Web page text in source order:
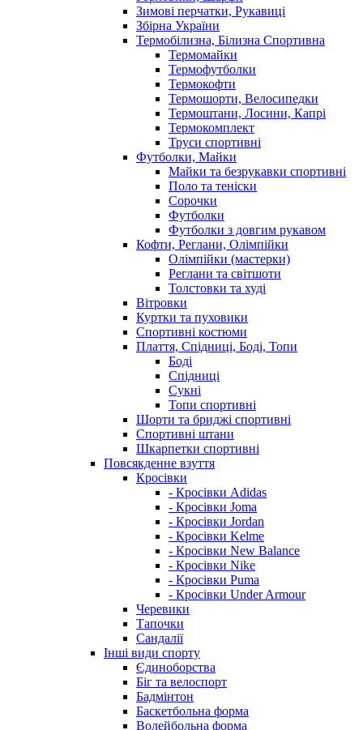
Зимові перчатки, Рукавиці
Збірна України
Термобілизна, Білизна Спортивна
Термомайки
Термофутболки
Термокофти
Термошорти, Велосипедки
Термоштани, Лосини, Капрі
Термокомплект
Труси спортивні
Футболки, Майки
Майки та безрукавки спортивні
Поло та теніски
Сорочки
Футболки
Футболки з довгим рукавом
Кофти, Реглани, Олімпійки
Олімпійки (мастерки)
Реглани та світшоти
Толстовки та худі
Вітровки
Куртки та пуховики
Спортивні костюми
Плаття, Спідниці, Боді, Топи
Боді
Спідниці
Сукні
Топи спортивні
Шорти та бриджі спортивні
Спортивні штани
Шкарпетки спортивні
Повсякденне взуття
Кросівки
- Кросівки Adidas
- Кросівки Joma
- Кросівки Jordan
- Кросівки Kelme
- Кросівки New Balance
- Кросівки Nike
- Кросівки Puma
- Кросівки Under Armour
Черевики
Тапочки
Сандалії
Інші види спорту
Єдиноборства
Біг та велоспорт
Бадмінтон
Баскетбольна форма
Волейбольна форма